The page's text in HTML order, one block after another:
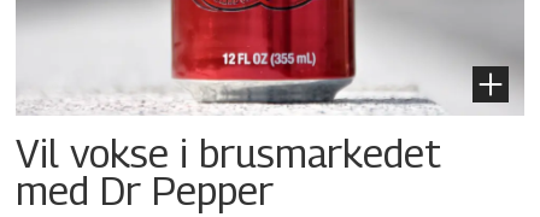
Vil vokse i brusmarkedet
med Dr Pepper